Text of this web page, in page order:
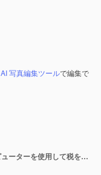
AI 写真編集ツールで編集で
オフィスの白い机でラップトップ コンピューターを使用して税を計算する 2 人の会計士。ビジネスの女性は、ペンで画面を指しています。業務監査と財務におけるチームワーク